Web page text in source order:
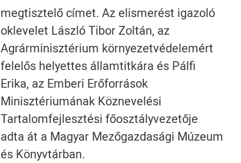
megtisztelő címet. Az elismerést igazoló
oklevelet László Tibor Zoltán, az
Agrárminisztérium környezetvédelemért
felelős helyettes államtitkára és Pálfi
Erika, az Emberi Erőforrások
Minisztériumának Köznevelési
Tartalomfejlesztési főosztályvezetője
adta át a Magyar Mezőgazdasági Múzeum
és Könyvtárban.